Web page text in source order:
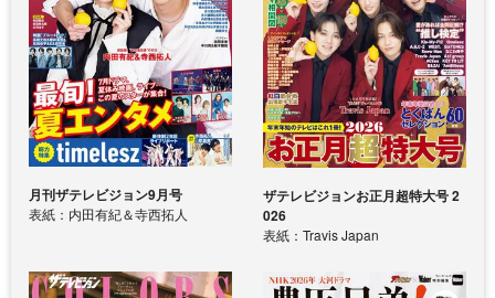
月刊ザテレビジョン9月号
表紙：内田有紀＆寺西拓人
ザテレビジョンお正月超特大号 2
026
表紙：Travis Japan